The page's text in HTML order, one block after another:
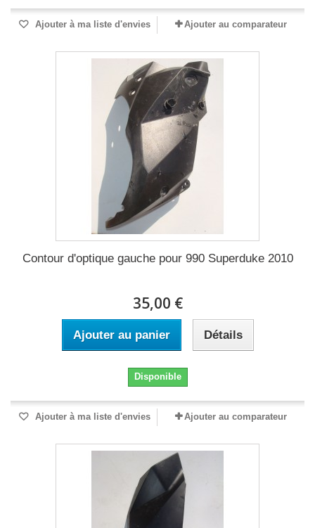
Ajouter à ma liste d'envies Ajouter au comparateur
Contour d'optique gauche pour 990 Superduke 2010
35,00 €
Ajouter au panier Détails
Disponible
Ajouter à ma liste d'envies Ajouter au comparateur